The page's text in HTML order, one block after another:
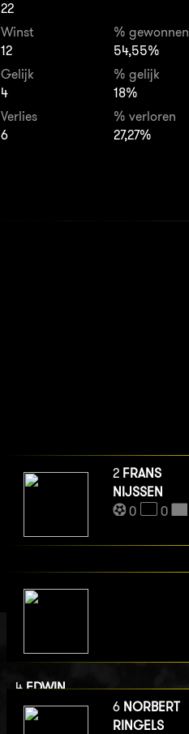
22
Winst
12
% gewonnen
54,55%
Gelijk
4
% gelijk
18%
Verlies
6
% verloren
27,27%
2 FRANS
NIJSSEN
0
0
4 EDWIN
VAN BERGE HENEGOUWEN
0
0
6 NORBERT
RINGELS